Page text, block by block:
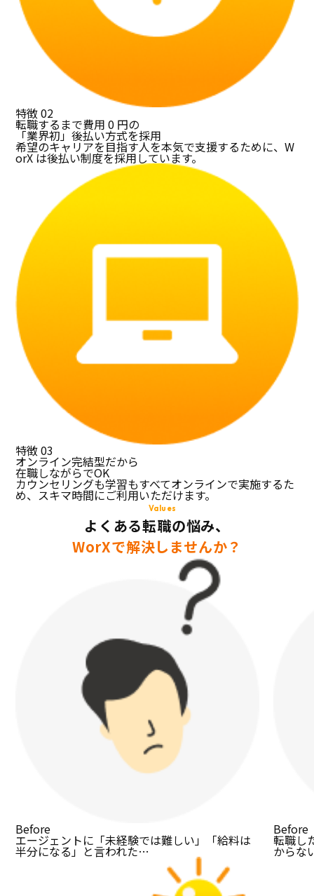
特徴02
転職するまで費用 0 円の
「業界初」後払い方式を採用
希望のキャリアを目指す人を本気で支援するために、W
orX は後払い制度を採用しています。
特徴03
オンライン完結型だから
在職しながらでOK
カウンセリングも学習もすべてオンラインで実施するた
め、スキマ時間にご利用いただけます。
Values
よくある転職の悩み、
WorXで解決しませんか？
Before
エージェントに「未経験では難しい」「給料は
半分になる」と言われた…
Before
転職し
からな